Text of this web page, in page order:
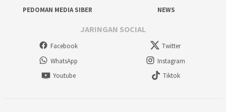
PEDOMAN MEDIA SIBER
NEWS
JARINGAN SOCIAL
Facebook
Twitter
WhatsApp
Instagram
Youtube
Tiktok